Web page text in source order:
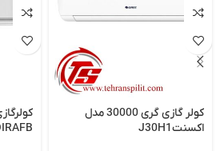
کولر گازی گری 30000 مدل
اکسنتJ30H1